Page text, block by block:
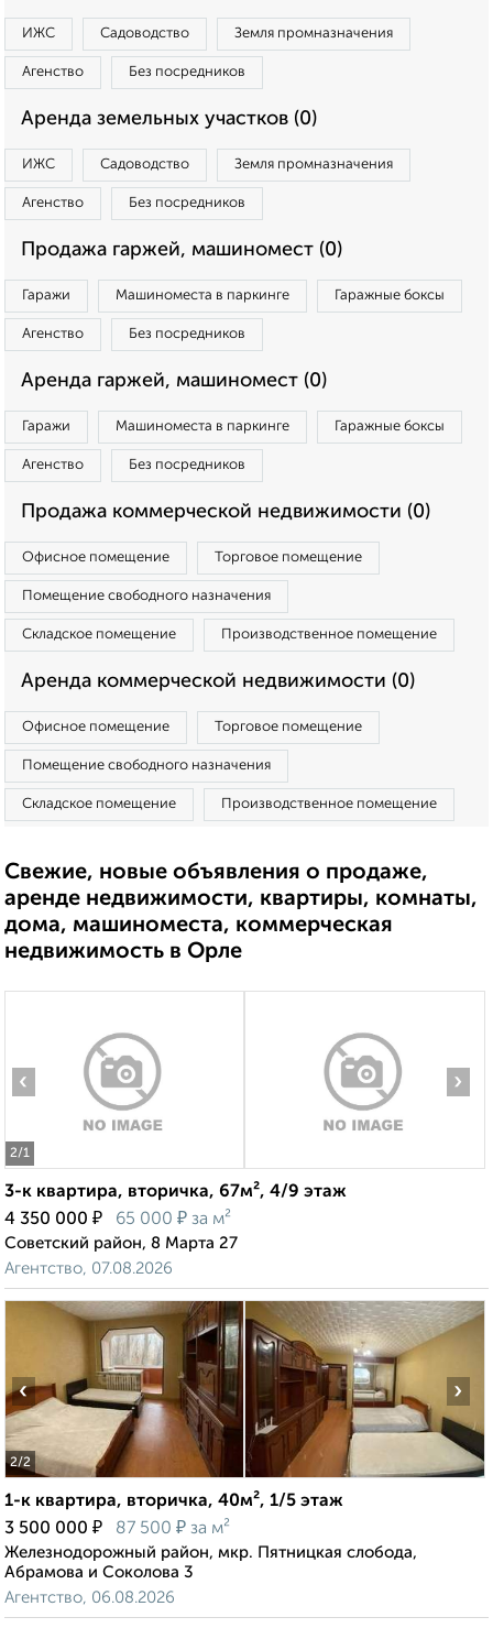
ИЖС Садоводство Земля промназначения
Агенство Без посредников
Аренда земельных участков (0)
ИЖС Садоводство Земля промназначения
Агенство Без посредников
Продажа гаржей, машиномест (0)
Гаражи Машиноместа в паркинге Гаражные боксы
Агенство Без посредников
Аренда гаржей, машиномест (0)
Гаражи Машиноместа в паркинге Гаражные боксы
Агенство Без посредников
Продажа коммерческой недвижимости (0)
Офисное помещение Торговое помещение
Помещение свободного назначения
Складское помещение Производственное помещение
Аренда коммерческой недвижимости (0)
Офисное помещение Торговое помещение
Помещение свободного назначения
Складское помещение Производственное помещение
Свежие, новые объявления о продаже,
аренде недвижимости, квартиры, комнаты,
дома, машиноместа, коммерческая
недвижимость в Орле
2/1
‹ ›
3-к квартира, вторичка, 67м², 4/9 этаж
4 350 000 ₽ 65 000 ₽ за м²
Советский район, 8 Марта 27
Агентство, 07.08.2026
2/2
‹ ›
1-к квартира, вторичка, 40м², 1/5 этаж
3 500 000 ₽ 87 500 ₽ за м²
Железнодорожный район, мкр. Пятницкая слобода,
Абрамова и Соколова 3
Агентство, 06.08.2026